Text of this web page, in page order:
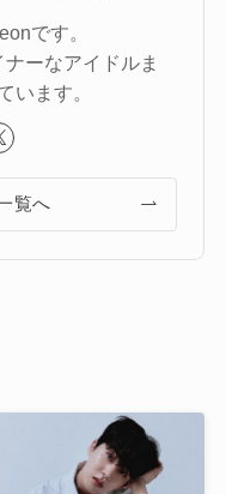
です。
ーなアイドルま
います。
覧へ